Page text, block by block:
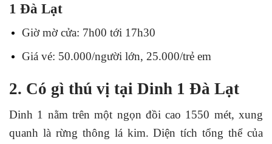
1 Đà Lạt
Giờ mờ cửa: 7h00 tới 17h30
Giá vé: 50.000/người lớn, 25.000/trẻ em
2. Có gì thú vị tại Dinh 1 Đà Lạt
Dinh 1 nằm trên một ngọn đồi cao 1550 mét, xung
quanh là rừng thông lá kim. Diện tích tổng thể của